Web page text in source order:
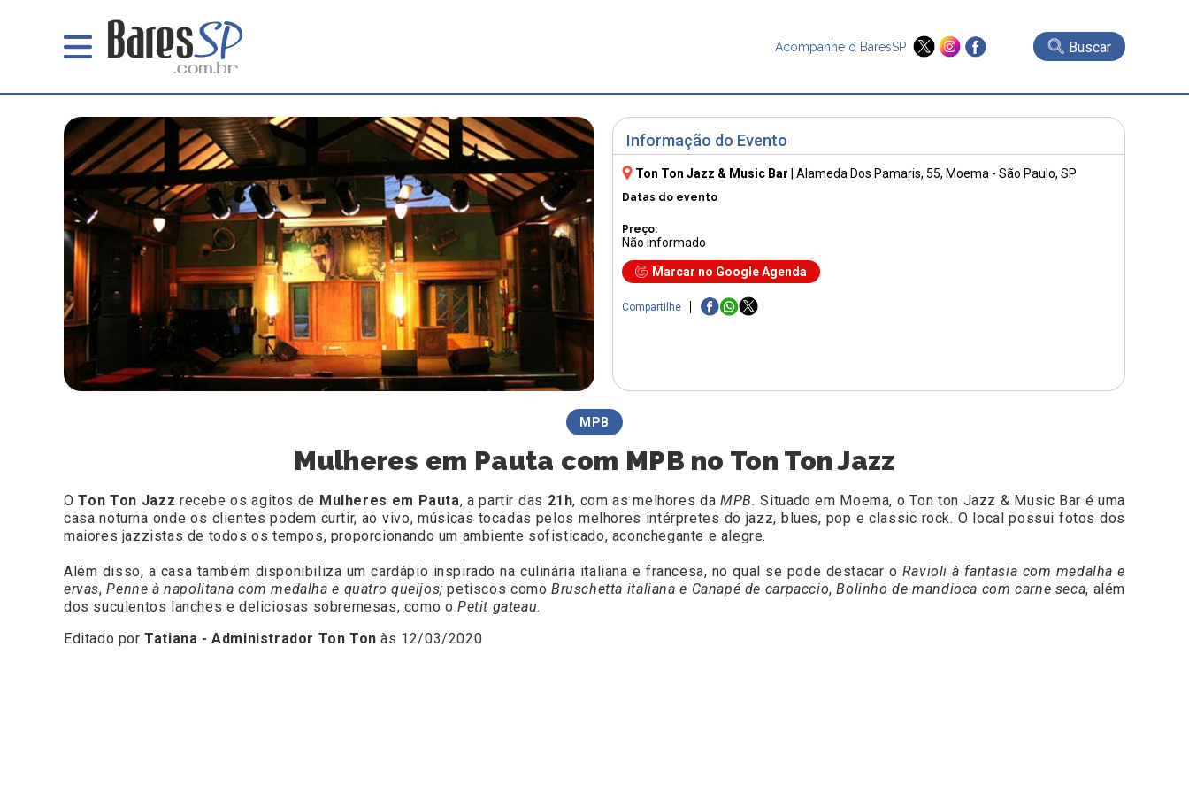
Acompanhe o BaresSP Buscar
Informação do Evento
Ton Ton Jazz & Music Bar Alameda Dos Pamaris, 55, Moema - São Paulo, SP
Datas do evento
Preço:
Não informado
Marcar no Google Agenda
Compartilhe
MPB
Mulheres em Pauta com MPB no Ton Ton Jazz
OTon Ton Jazz recebe os agitos de Mulheres em Pauta, a partir das 21h, com as melhores da MPB. Situado em Moema, o Ton ton Jazz & Music Bar é uma
casa noturna onde os clientes podem curtir, ao vivo, músicas tocadas pelos melhores intérpretes do jazz, blues, pop e classic rock. O local possui fotos dos
maiores jazzistas de todos os tempos, proporcionando um ambiente sofisticado, aconchegante e alegre.
Além disso, a casa também disponibiliza um cardápio inspirado na culinária italiana e francesa, no qual se pode destacar o Ravioli à fantasia com medalha e
ervas, Penne à napolitana com medalha e quatro queijos; petiscos comoBruschetta italiana e Canapé de carpaccio,Bolinho de mandioca com carne seca, além
dos suculentos lanches e deliciosas sobremesas, como oPetit gateau.
Editado porTatiana - Administrador Ton Ton às 12/03/2020